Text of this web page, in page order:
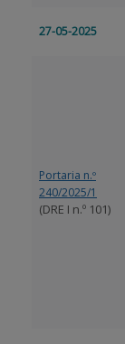
27-05-2025
Portaria n.º
240/2025/1
(DRE I n.º 101)